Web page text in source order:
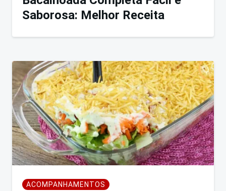
Saborosa: Melhor Receita
ACOMPANHAMENTOS